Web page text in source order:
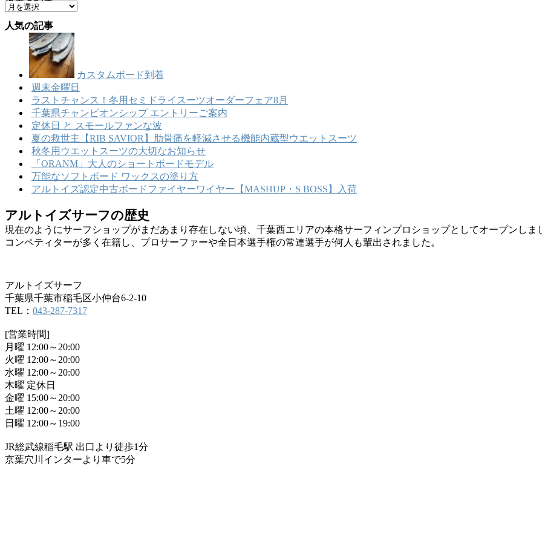
ゴ
リ
ー
過去の記事
ア
ー
カ
人気の記事
カスタムボード到着
週末金曜日
ラストチャンス！冬用セミドライスーツオーダーフェア8月
千葉県チャンピオンシップ エントリーご案内
定休日 と スモールファンな波
夏の救世主【RIB SAVIOR】肋骨痛を軽減させる機能内蔵型ウエットスーツ
秋冬用ウエットスーツの大切なお知らせ
「ORANM」大人のショートボードモデル
万能なソフトボード ワックスの塗り方
アルトイズ認定中古ボードファイヤーワイヤー【MASHUP・S BOSS】入荷
アルトイズサーフの歴史
現在のようにサーフショップがまだあまり存在しない頃、千葉西エリアの本格サーフィンプロショップとしてオープンしま
コンペティターが多く在籍し、プロサーファーや全日本選手権の常連選手が何人も輩出されました。
アルトイズサーフ
千葉県千葉市稲毛区小仲台6-2-10
TEL： 043-287-7317
[営業時間]
月曜 12:00～20:00
火曜 12:00～20:00
水曜 12:00～20:00
木曜 定休日
金曜 15:00～20:00
土曜 12:00～20:00
日曜 12:00～19:00
JR総武線稲毛駅 出口より徒歩1分
京葉穴川インターより車で5分